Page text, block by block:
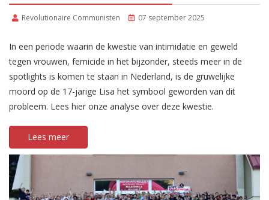
Revolutionaire Communisten 07 september 2025
In een periode waarin de kwestie van intimidatie en geweld
tegen vrouwen, femicide in het bijzonder, steeds meer in de
spotlights is komen te staan in Nederland, is de gruwelijke
moord op de 17-jarige Lisa het symbool geworden van dit
probleem. Lees hier onze analyse over deze kwestie.
Lees meer